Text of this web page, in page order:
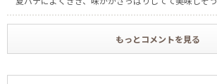
もっとコメントを見る